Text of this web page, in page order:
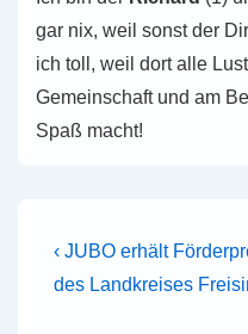
gar nix, weil sonst der
ich toll, weil dort alle
Gemein­schaft und am
Spaß macht!
Vorheriger
Beitrag
‹ JUBO erhält
des Land­krei­ses